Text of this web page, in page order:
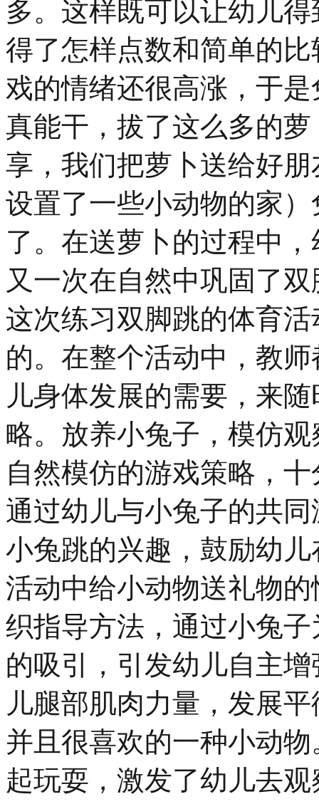
多。这样既可以让幼儿
得了怎样点数和简单的
戏的情绪还很高涨，于
真能干，拔了这么多的
享，我们把萝卜送给好
设置了一些小动物的家
了。在送萝卜的过程中
又一次在自然中巩固了
这次练习双脚跳的体育
的。在整个活动中，教
儿身体发展的需要，来
略。放养小兔子，模仿
自然模仿的游戏策略，
通过幼儿与小兔子的共
小兔跳的兴趣，鼓励幼
活动中给小动物送礼物
织指导方法，通过小兔
的吸引，引发幼儿自主
儿腿部肌肉力量，发展
并且很喜欢的一种小动
起玩耍，激发了幼儿去